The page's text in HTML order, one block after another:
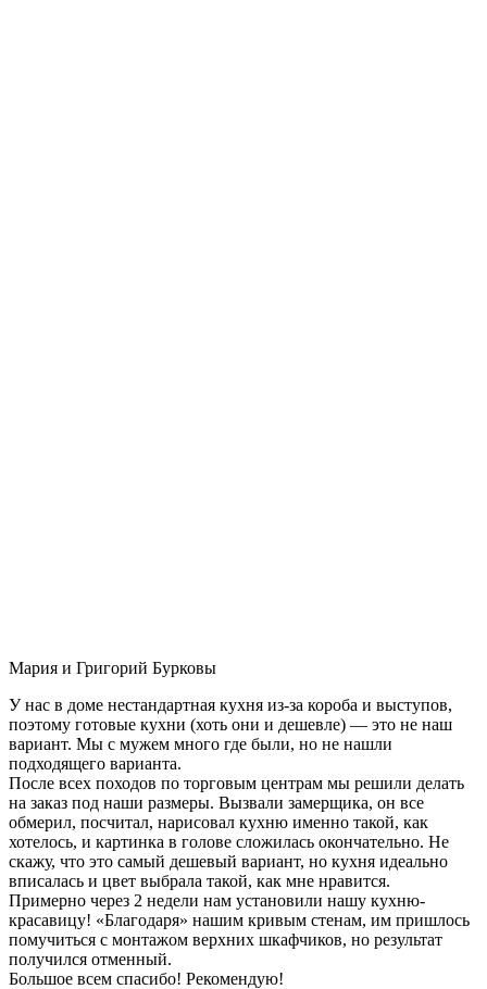
Мария и Григорий Бурковы
У нас в доме нестандартная кухня из-за короба и выступов,
поэтому готовые кухни (хоть они и дешевле) — это не наш
вариант. Мы с мужем много где были, но не нашли
подходящего варианта.
После всех походов по торговым центрам мы решили делать
на заказ под наши размеры. Вызвали замерщика, он все
обмерил, посчитал, нарисовал кухню именно такой, как
хотелось, и картинка в голове сложилась окончательно. Не
скажу, что это самый дешевый вариант, но кухня идеально
вписалась и цвет выбрала такой, как мне нравится.
Примерно через 2 недели нам установили нашу кухню-
красавицу! «Благодаря» нашим кривым стенам, им пришлось
помучиться с монтажом верхних шкафчиков, но результат
получился отменный.
Большое всем спасибо! Рекомендую!